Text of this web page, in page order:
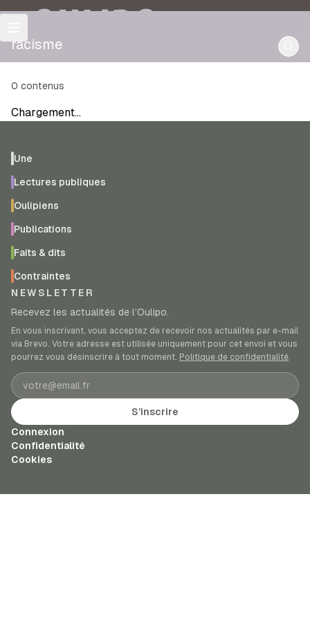
OULIPO
racisme
0 contenus
Chargement…
Une
Lectures publiques
Oulipiens
Publications
Faits & dits
Contraintes
NEWSLETTER
Recevez les actualités de l’Oulipo.
En vous inscrivant, vous acceptez de recevoir nos actualités par e-mail
via Brevo. Votre adresse est utilisée uniquement pour cet envoi et vous
pourrez vous désinscrire à tout moment. Politique de confidentialité.
Adresse e-mail
S’inscrire
Connexion
Confidentialité
Cookies